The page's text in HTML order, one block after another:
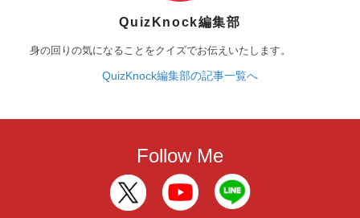
QuizKnock編集部
身の回りの気になることをクイズでお伝えいたします。
QuizKnock編集部の記事一覧へ
Follow Me